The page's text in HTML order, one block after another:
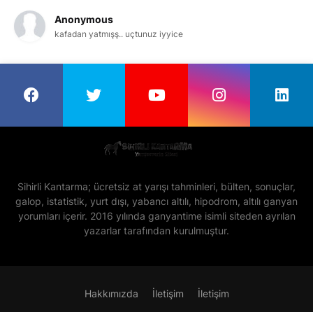
Anonymous
kafadan yatmışş.. uçtunuz iyyice
Sihirli Kantarma; ücretsiz at yarışı tahminleri, bülten, sonuçlar,
galop, istatistik, yurt dışı, yabancı altılı, hipodrom, altılı ganyan
yorumları içerir. 2016 yılında ganyantime isimli siteden ayrılan
yazarlar tarafından kurulmuştur.
Hakkımızda İletişim İletişim